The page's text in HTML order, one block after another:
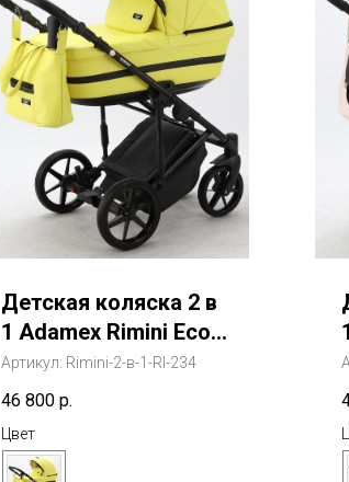
Детская коляска 2 в
1 Adamex Rimini Eco
(Адамекс Римини
Эко)
Артикул: Rimini-2-в-1-RI-234
46 800 р.
Цвет